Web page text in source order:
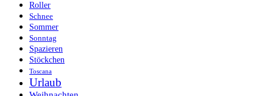
Roller
Schnee
Sommer
Sonntag
Spazieren
Stöckchen
Toscana
Urlaub